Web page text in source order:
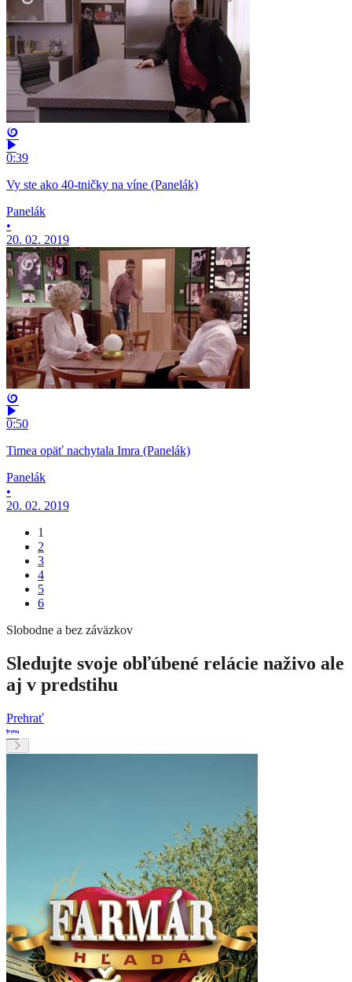
0:39
Vy ste ako 40-tničky na víne (Panelák)
Panelák
•
20. 02. 2019
0:50
Timea opäť nachytala Imra (Panelák)
Panelák
•
20. 02. 2019
1
2
3
4
5
6
Slobodne a bez záväzkov
Sledujte svoje obľúbené relácie naživo ale
aj v predstihu
Prehrať